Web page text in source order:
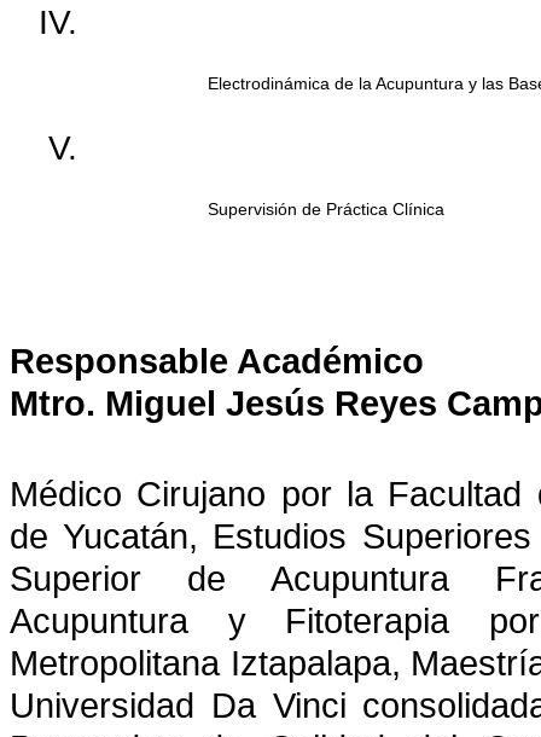
Electrodinámica de la Acupuntura y las
Supervisión de Práctica Clínica
Responsable Académico
Mtro. Miguel Jesús Reyes
Médico Cirujano por la
de Yucatán, Estudios
Superior de Acupuntura
Acupuntura y Fitoterapia
Metropolitana Iztapalapa,
Universidad Da Vinci